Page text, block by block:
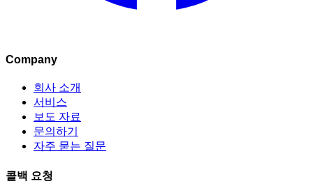
Company
회사 소개
서비스
보도 자료
문의하기
자주 묻는 질문
콜백 요청